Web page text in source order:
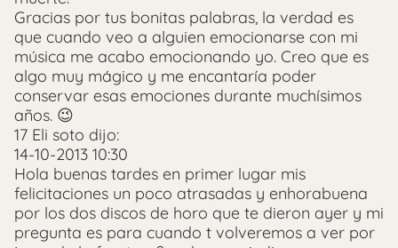
Gracias por tus bonitas palabras, la verdad es
que cuando veo a alguien emocionarse con mi
música me acabo emocionando yo. Creo que es
algo muy mágico y me encantaría poder
conservar esas emociones durante muchísimos
años. 😉
17 Eli soto dijo:
14-10-2013 10:30
Hola buenas tardes en primer lugar mis
felicitaciones un poco atrasadas y enhorabuena
por los dos discos de horo que te dieron ayer y mi
pregunta es para cuando t volveremos a ver por